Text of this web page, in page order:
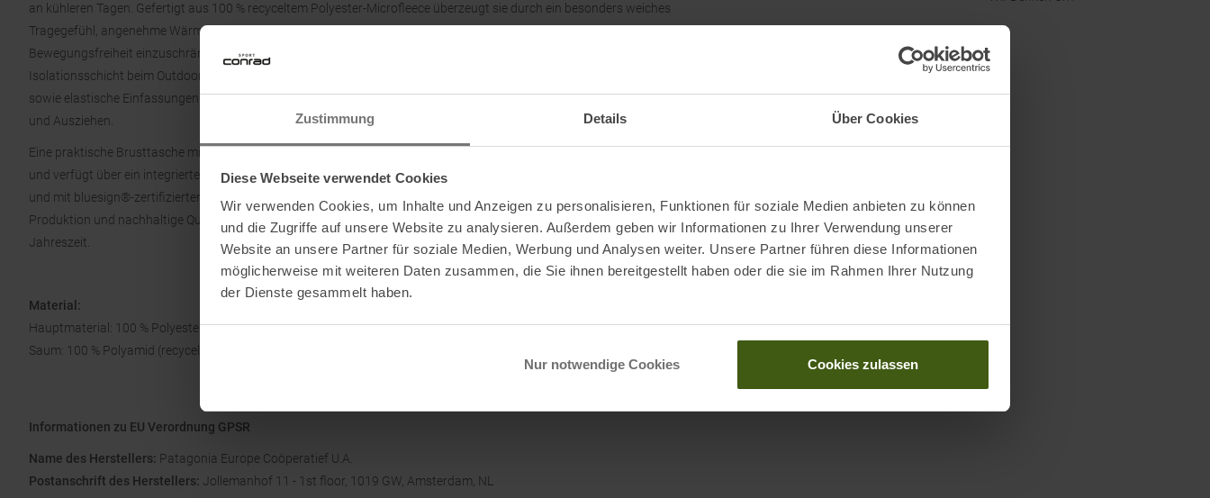
Zustimmung Details Über Cookies
Diese Webseite verwendet Cookies
Wir verwenden Cookies, um Inhalte und Anzeigen zu personalisieren, Funktionen für soziale Medien anbieten zu können
und die Zugriffe auf unsere Website zu analysieren. Außerdem geben wir Informationen zu Ihrer Verwendung unserer
Website an unsere Partner für soziale Medien, Werbung und Analysen weiter. Unsere Partner führen diese Informationen
möglicherweise mit weiteren Daten zusammen, die Sie ihnen bereitgestellt haben oder die sie im Rahmen Ihrer Nutzung
der Dienste gesammelt haben.
Nur notwendige Cookies Cookies zulassen
an kühleren Tagen. Gefertigt aus 100 % recyceltem Polyester-Microfleece überzeugt sie durch ein besonders weiches
Tragegefühl, angenehme Wärme und schnelltrocknende Eigenschaften. Das leichte Material bietet hohen Komfort, ohne die
Bewegungsfreiheit einzuschränken, und eignet sich perfekt für den Alltag, Spaziergänge oder als zusätzliche
Isolationsschicht beim Outdoor-Abenteuer. Klassische Snap-T-Details, ein durchgehender Reißverschluss mit Windleiste
sowie elastische Einfassungen an Kragen, Armausschnitten und Saum sorgen für eine gute Passform und einfaches An-
und Ausziehen.
Eine praktische Brusttasche mit Druckknopf bietet Platz für kleine Schätze. Die Babyweste ist besonders langlebig konzipiert
und verfügt über ein integriertes Weitergabe-Label, ideal zum Weitervererben. Hergestellt in einer Fair Trade Certified™ Fabrik
und mit bluesign®-zertifizierten Materialien steht die Patagonia Baby Micro D Snap-T Weste für verantwortungsvolle
Produktion und nachhaltige Qualität. Eine funktionale, bequeme und umweltbewusste Baby-Fleeceweste für jede
Jahreszeit.
Material:
Hauptmaterial: 100 % Polyester (recycelt)
Saum: 100 % Polyamid (recycelt)
Informationen zu EU Verordnung GPSR
Name des Herstellers: Patagonia Europe Coöperatief U.A.
Postanschrift des Herstellers: Jollemanhof 11 - 1st floor, 1019 GW, Amsterdam, NL